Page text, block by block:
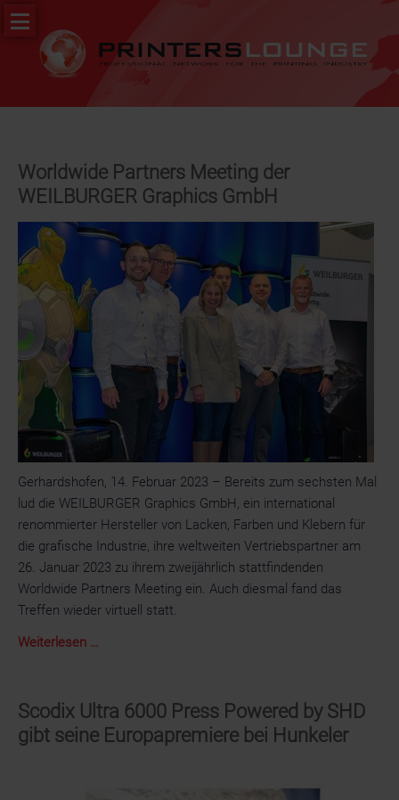
Navigation
überspringen
PR
News
Stellenportal
Worldwide Partners Meeting der
WEILBURGER Graphics GmbH
Gerhardshofen, 14. Februar 2023 – Bereits zum sechsten Mal
lud die WEILBURGER Graphics GmbH, ein international
renommierter Hersteller von Lacken, Farben und Klebern für
die grafische Industrie, ihre weltweiten Vertriebspartner am
26. Januar 2023 zu ihrem zweijährlich stattfindenden
Worldwide Partners Meeting ein. Auch diesmal fand das
Treffen wieder virtuell statt.
Weiterlesen …
der
WEILBURGER
Graphics
Scodix Ultra 6000 Press Powered by SHD
gibt seine Europapremiere bei Hunkeler